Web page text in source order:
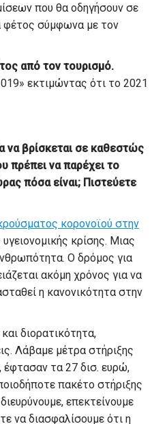
που θα οδηγήσουν σε
φέτος σύμφωνα με τον
από τον τουρισμό.
εκτιμώντας ότι το 2021
να βρίσκεται σε καθεστώς
πρέπει να παρέχει το
πόσα είναι; Πιστεύετε
κορονοϊού στην
κρίσης. Μιας
Ο δρόμος για
ακόμη χρόνος για να
η κανονικότητα στην
διορατικότητα,
Λάβαμε μέτρα στήριξης
έφτασαν τα 27 δισ. ευρώ,
πακέτο στήριξης
επεκτείνουμε
να διασφαλίσουμε ότι η